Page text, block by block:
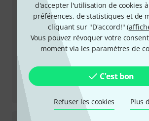
d'accepter l'utilisation de cookies
préférences, de statistiques et de
cliquant sur "D'accord!" (
Vous pouvez révoquer votre
moment via les paramètres de
C'est bon
Refuser les cookies Plus
Review